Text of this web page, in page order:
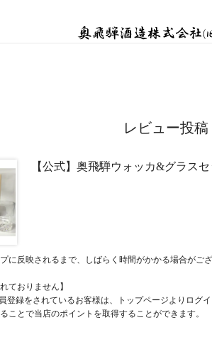
レビュー投稿
【公式】奥飛騨ウォッカ&グラス
に反映されるまで、しばらく時間がかかる場合がござ
ておりません】
登録をされているお客様は、トップページよりログイ
ことで当店のポイントを取得することができます。